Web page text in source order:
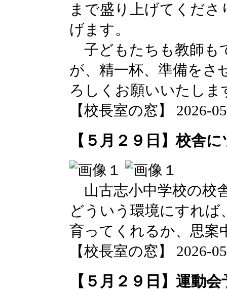
まで盛り上げてくだ
げます。
子どもたちも教師も
が、精一杯、準備をさ
ろしくお願いいたしま
【校長室の窓】 2026-
【５月２９日】校舎
山古志小中学校の校
どういう環境にすれ
育ってくれるか、思案
【校長室の窓】 2026-
【５月２９日】運動